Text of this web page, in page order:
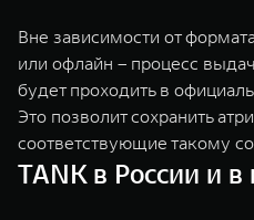
Вне зависимости от
или офлайн – процесс
будет проходить в
Это позволит сохранить
соответствующие такому
TANK в России и